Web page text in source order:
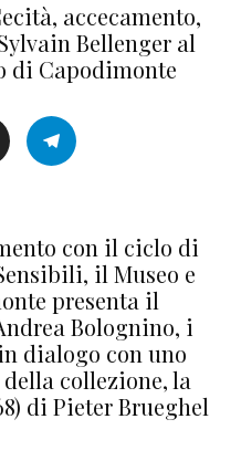
accecamento,
Bellenger al
di Capodimonte
con il ciclo di
il Museo e
presenta il
Bolognino, i
dialogo con uno
collezione, la
di Pieter Brueghel